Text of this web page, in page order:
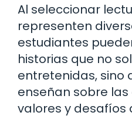
Al seleccionar
representen
estudiantes
historias que no
entretenidas, sino
enseñan sobre
valores y desafíos